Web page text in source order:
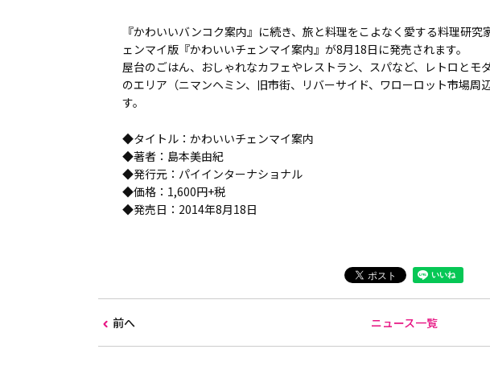
『かわいいバンコク案内』に続き、旅と料理をこよなく愛する料理研
ェンマイ版『かわいいチェンマイ案内』が8月18日に発売されます。
屋台のごはん、おしゃれなカフェやレストラン、スパなど、レトロとモ
のエリア（ニマンヘミン、旧市街、リバーサイド、ワローロット市場周
す。
◆タイトル：かわいいチェンマイ案内
◆著者：島本美由紀
◆発行元：パイインターナショナル
◆価格：1,600円+税
◆発売日：2014年8月18日
前へ ニュース一覧